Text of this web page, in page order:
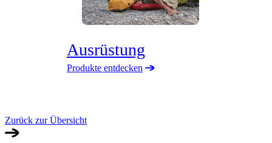
Ausrüstung
Produkte entdecken
Zurück zur Übersicht